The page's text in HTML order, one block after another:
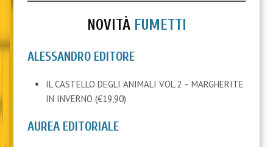
NOVITÀ FUMETTI
ALESSANDRO EDITORE
IL CASTELLO DEGLI ANIMALI VOL.2 – MARGHERITE
IN INVERNO (€19,90)
AUREA EDITORIALE